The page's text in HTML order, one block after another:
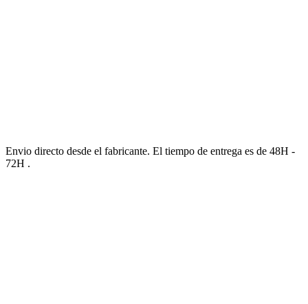
Envio directo desde el fabricante. El tiempo de entrega es de 48H -
72H .